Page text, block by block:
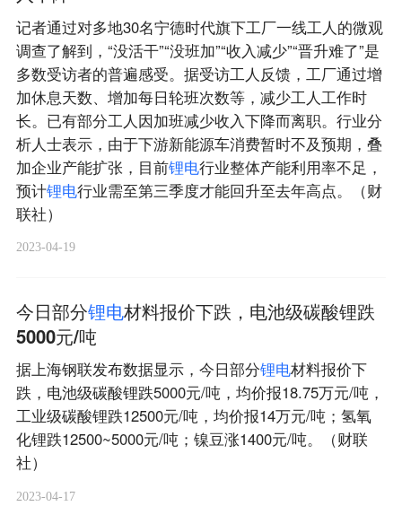
记者通过对多地30名宁德时代旗下工厂一线工人的微观
调查了解到，“没活干”“没班加”“收入减少”“晋升难了”是
多数受访者的普遍感受。据受访工人反馈，工厂通过增
加休息天数、增加每日轮班次数等，减少工人工作时
长。已有部分工人因加班减少收入下降而离职。行业分
析人士表示，由于下游新能源车消费暂时不及预期，叠
加企业产能扩张，目前锂电行业整体产能利用率不足，
预计锂电行业需至第三季度才能回升至去年高点。（财
联社）
2023-04-19
今日部分锂电材料报价下跌，电池级碳酸锂跌
5000元/吨
据上海钢联发布数据显示，今日部分锂电材料报价下
跌，电池级碳酸锂跌5000元/吨，均价报18.75万元/吨，
工业级碳酸锂跌12500元/吨，均价报14万元/吨；氢氧
化锂跌12500~5000元/吨；镍豆涨1400元/吨。（财联
社）
2023-04-17